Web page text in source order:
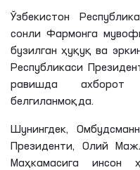
Ўзбекистон
сонли Фармонга
бузилган ҳуқуқ ва
Республикаси
равишда
белгиланмоқда.
Шунингдек,
Президенти, Олий
Маҳкамасига инсон